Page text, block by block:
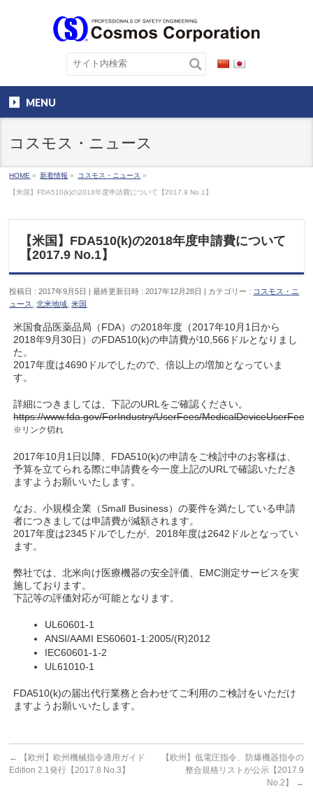
MENU
コスモス・ニュース
HOME » 新着情報 » コスモス・ニュース »
【米国】FDA510(k)の2018年度申請費について【2017.9 No.1】
【米国】FDA510(k)の2018年度申請費について
【2017.9 No.1】
投稿日 : 2017年9月5日 最終更新日時 : 2017年12月28日 カテゴリー : コスモス・ニ
ュース
,北米地域 ,米国
米国食品医薬品局（FDA）の2018年度（2017年10月1日から
2018年9月30日）のFDA510(k)の申請費が10,566ドルとなりまし
た。
2017年度は4690ドルでしたので、倍以上の増加となっていま
す。
詳細につきましては、下記のURLをご確認ください。
https://www.fda.gov/ForIndustry/UserFees/MedicalDeviceUserFee/
※リンク切れ
2017年10月1日以降、FDA510(k)の申請をご検討中のお客様は、
予算を立てられる際に申請費を今一度上記のURLで確認いただき
ますようお願いいたします。
なお、小規模企業（Small Business）の要件を満たしている申請
者につきましては申請費が減額されます。
2017年度は2345ドルでしたが、2018年度は2642ドルとなってい
ます。
弊社では、北米向け医療機器の安全評価、EMC測定サービスを実
施しております。
下記等の評価対応が可能となります。
UL60601-1
ANSI/AAMI ES60601-1:2005/(R)2012
IEC60601-1-2
UL61010-1
FDA510(k)の届出代行業務と合わせてご利用のご検討をいただけ
ますようお願いいたします。
←
【欧州】欧州機械指令適用ガイド
Edition 2.1発行【2017.8 No.3】
【欧州】低電圧指令、防爆機器指令の
整合規格リストが公示【2017.9
No.2】
→